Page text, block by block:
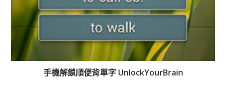
手機解鎖順便背單字 UnlockYourBrain